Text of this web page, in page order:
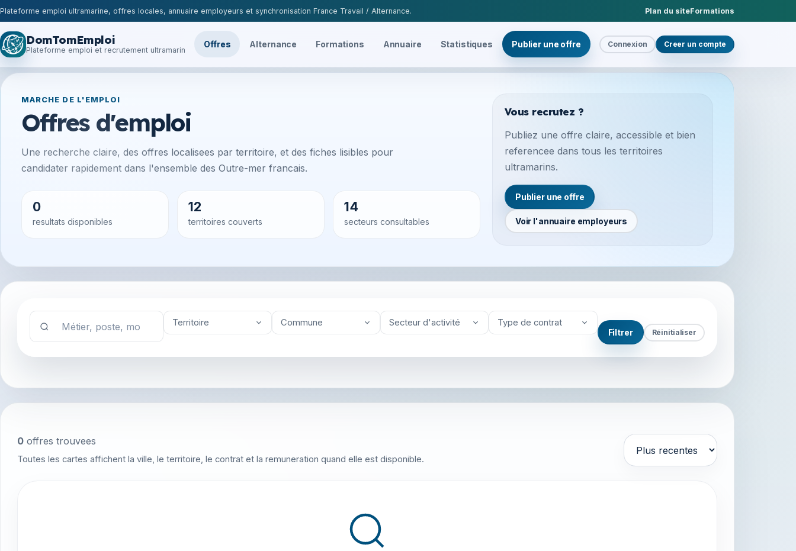
Plateforme emploi ultramarine, offres locales, annuaire employeurs et synchronisation France Travail / Alternance. Plan du siteFormations
DomTomEmploi
Plateforme emploi et recrutement ultramarin
Offres Alternance Formations Annuaire Statistiques Publier une offre Connexion Creer un compte
MARCHE DE L'EMPLOI
Offres d'emploi
Une recherche claire, des offres localisees par territoire, et des fiches lisibles pour
candidater rapidement dans l'ensemble des Outre-mer francais.
0
resultats disponibles
12
territoires couverts
14
secteurs consultables
Vous recrutez ?
Publiez une offre claire, accessible et bien
referencee dans tous les territoires
ultramarins.
Publier une offre
Voir l'annuaire employeurs
Territoire Commune Secteur d'activité Type de contrat
Filtrer Réinitialiser
0 offres trouvees
Toutes les cartes affichent la ville, le territoire, le contrat et la remuneration quand elle est disponible.
Trier par